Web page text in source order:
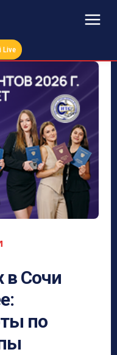
Live
в Сочи
по